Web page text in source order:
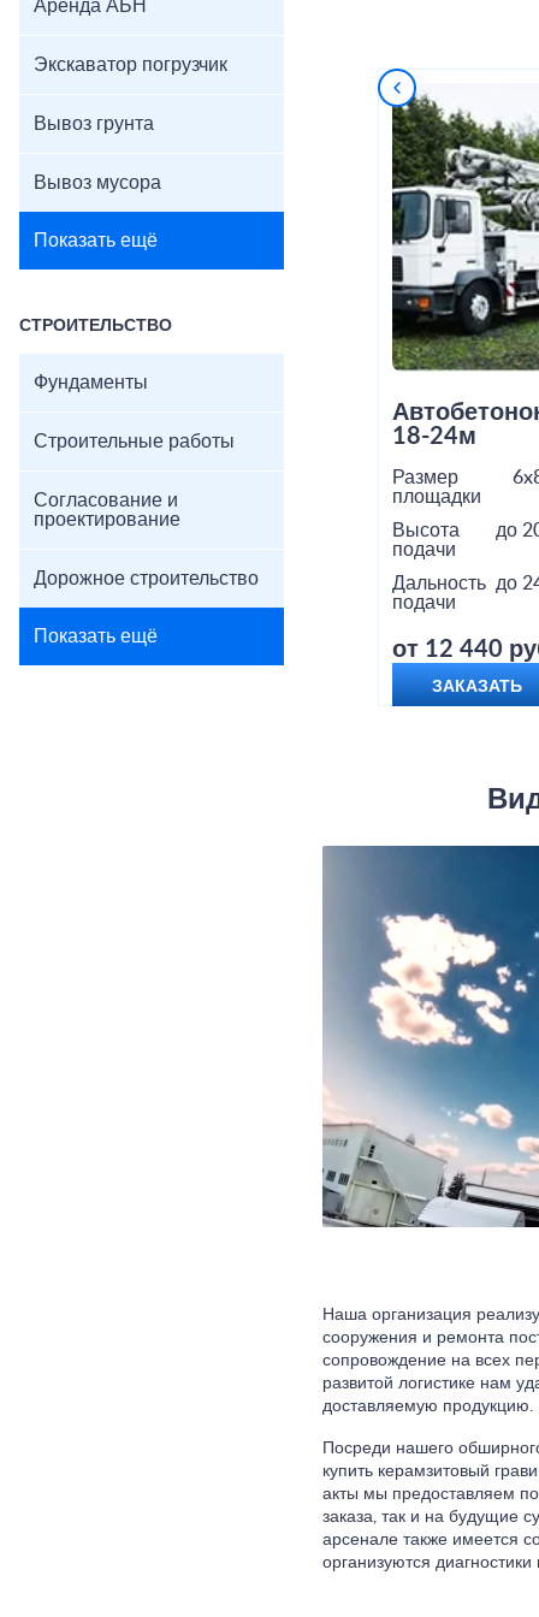
Аренда АБН
Экскаватор погрузчик
Вывоз грунта
Вывоз мусора
Показать ещё
СТРОИТЕЛЬСТВО
Фундаменты
Строительные работы
Согласование и
проектирование
Дорожное строительство
Показать ещё
18-24м
Размер
площадки
Высота
подачи
до
Дальность
подачи
до
от 12 440
ЗАКАЗАТЬ
Наша организация
сооружения и ремонта
сопровождение на всех
развитой логистике нам
доставляемую продукцию.
Посреди нашего
купить керамзитовый
акты мы предоставляем по
заказа, так и на будущие
арсенале также имеется
организуются